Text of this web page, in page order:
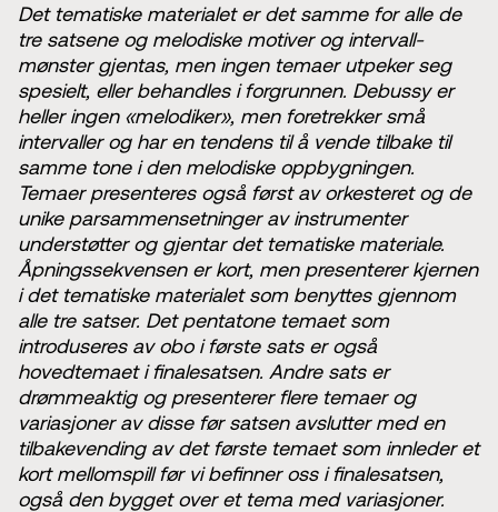
Det tematiske materialet er det samme for alle de
tre satsene og melodiske motiver og intervall-
mønster gjentas, men ingen temaer utpeker seg
spesielt, eller behandles i forgrunnen. Debussy er
heller ingen «melodiker», men foretrekker små
intervaller og har en tendens til å vende tilbake til
samme tone i den melodiske oppbygningen.
Temaer presenteres også først av orkesteret og de
unike parsammensetninger av instrumenter
understøtter og gjentar det tematiske materiale.
Åpningssekvensen er kort, men presenterer kjernen
i det tematiske materialet som benyttes gjennom
alle tre satser. Det pentatone temaet som
introduseres av obo i første sats er også
hovedtemaet i finalesatsen. Andre sats er
drømmeaktig og presenterer flere temaer og
variasjoner av disse før satsen avslutter med en
tilbakevending av det første temaet som innleder et
kort mellomspill før vi befinner oss i finalesatsen,
også den bygget over et tema med variasjoner.